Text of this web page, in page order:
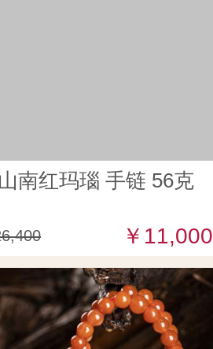
南红玛瑙 手链 56克
￥11,000